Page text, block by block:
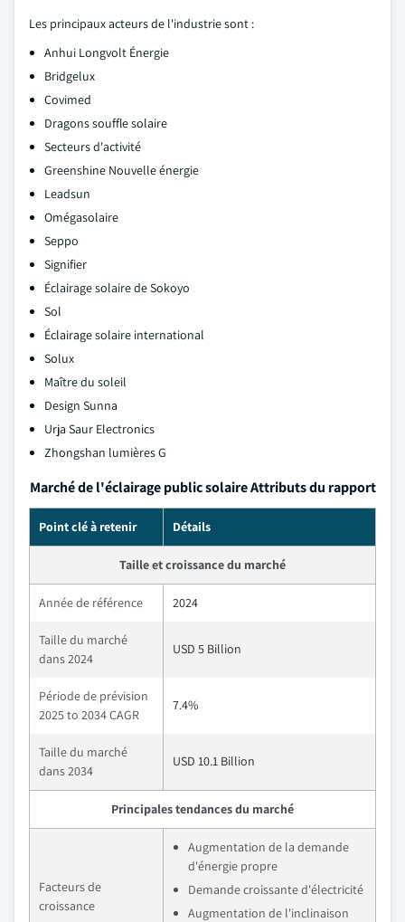
Les principaux acteurs de l'industrie sont :
Anhui Longvolt Énergie
Bridgelux
Covimed
Dragons souffle solaire
Secteurs d'activité
Greenshine Nouvelle énergie
Leadsun
Omégasolaire
Seppo
Signifier
Éclairage solaire de Sokoyo
Sol
Éclairage solaire international
Solux
Maître du soleil
Design Sunna
Urja Saur Electronics
Zhongshan lumières G
Marché de l'éclairage public solaire Attributs du rapport
Point clé à retenir Détails
Taille et croissance du marché
Année de référence 2024
Taille du marché
dans 2024
USD 5 Billion
Période de prévision
2025 to 2034 CAGR
7.4%
Taille du marché
dans 2034
USD 10.1 Billion
Principales tendances du marché
Facteurs de
croissance
Augmentation de la demande
d'énergie propre
Demande croissante d'électricité
Augmentation de l'inclinaison